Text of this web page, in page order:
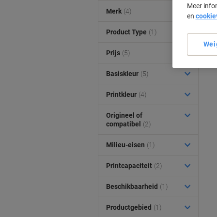
Merk (4)
Product Type (1)
Prijs (5)
Basiskleur (5)
Printkleur (4)
Origineel of
compatibel
(2)
Milieu-eisen (1)
Printcapaciteit (2)
Beschikbaarheid (1)
Productgebied (1)
Meer
en